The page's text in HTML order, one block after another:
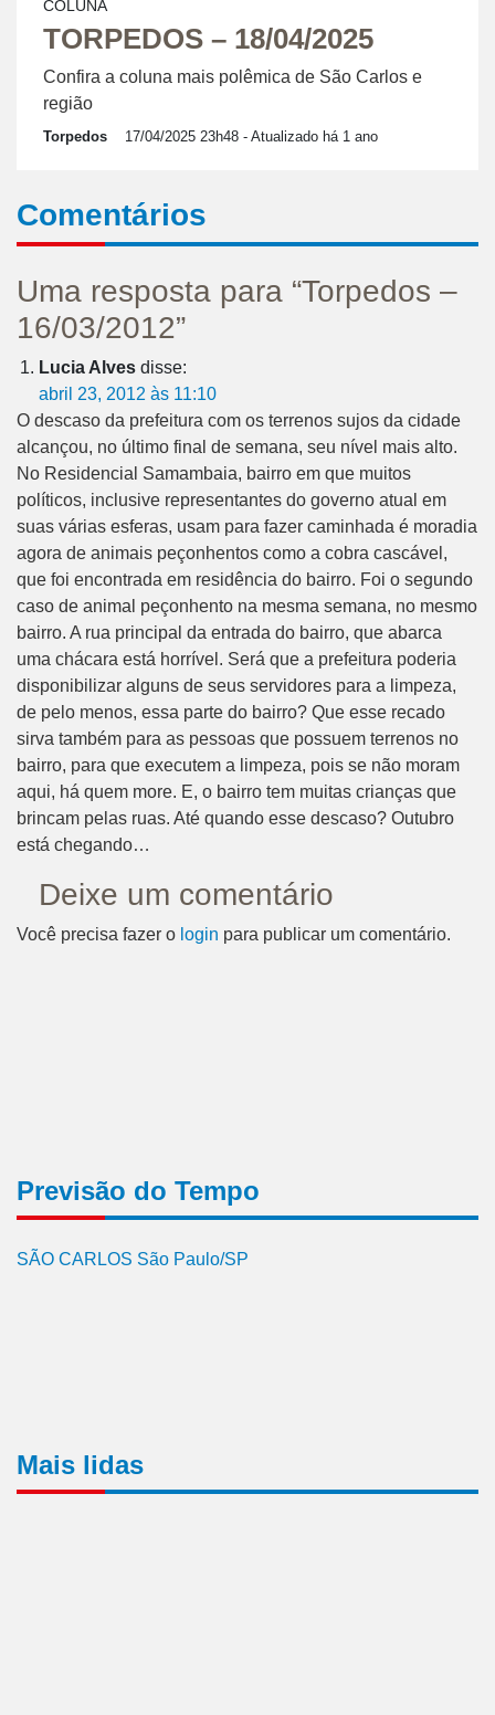
COLUNA
TORPEDOS – 18/04/2025
Confira a coluna mais polêmica de São Carlos e
região
Torpedos 17/04/2025 23h48 - Atualizado há 1 ano
Comentários
Uma resposta para “Torpedos –
16/03/2012”
Lucia Alves disse:
abril 23, 2012 às 11:10
O descaso da prefeitura com os terrenos sujos da cidade
alcançou, no último final de semana, seu nível mais alto.
No Residencial Samambaia, bairro em que muitos
políticos, inclusive representantes do governo atual em
suas várias esferas, usam para fazer caminhada é moradia
agora de animais peçonhentos como a cobra cascável,
que foi encontrada em residência do bairro. Foi o segundo
caso de animal peçonhento na mesma semana, no mesmo
bairro. A rua principal da entrada do bairro, que abarca
uma chácara está horrível. Será que a prefeitura poderia
disponibilizar alguns de seus servidores para a limpeza,
de pelo menos, essa parte do bairro? Que esse recado
sirva também para as pessoas que possuem terrenos no
bairro, para que executem a limpeza, pois se não moram
aqui, há quem more. E, o bairro tem muitas crianças que
brincam pelas ruas. Até quando esse descaso? Outubro
está chegando…
Deixe um comentário
Você precisa fazer o login para publicar um comentário.
Previsão do Tempo
SÃO CARLOS São Paulo/SP
Mais lidas